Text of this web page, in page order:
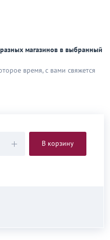
магазинов в выбранный
время, с вами свяжется
В корзину